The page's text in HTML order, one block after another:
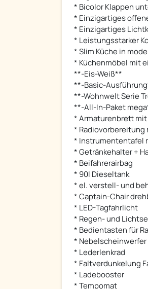
* Bicolor Klappen
* Einzigartiges
* Einzigartiges
* Leistungsstarker
* Slim Küche in
* Küchenmöbel mit
**-Eis-Weiß**
**-Basic-
**-Wohnwelt Serie
**-All-In-Paket
* Armaturenbrett
* Radiovorbereitung
* Instrumententafel
* Getränkehalter +
* Beifahrerairbag
* 90l Dieseltank
* el. verstell- und
* Captain-Chair
* LED-Tagfahrlicht
* Regen- und
* Bedientasten für
* Nebelscheinwerfer
* Lederlenkrad
* Faltverdunkelung
* Ladebooster
* Tempomat